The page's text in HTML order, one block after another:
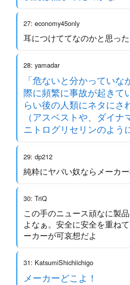
27: economy45only
耳につけててなのかと思った
28: yamadar
「危ないと分かってい
際に頻繁に事故が起きて
らい後の人類にネタにさ
（アスベストや、ダイ
ニトログリセリンのよう
29: dp212
純粋にヤバい奴ならメーカ
30: TriQ
この手のニュース頑なに製
よなぁ。安全に安全を重ね
ーカーが可哀想だよ
31: KatsumiShichiichigo
メーカーどこよ！